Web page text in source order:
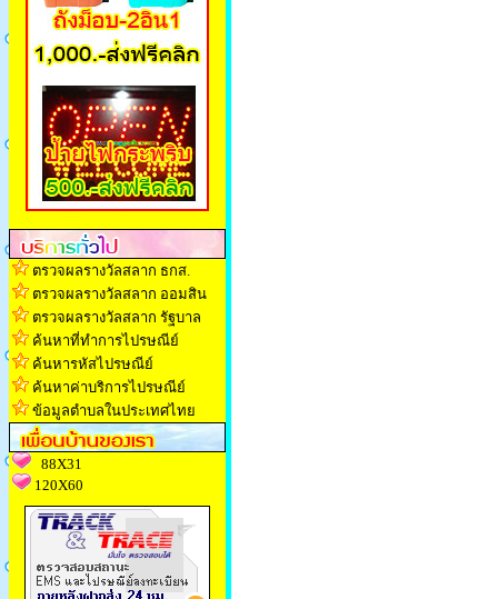
ตรวจผลรางวัลสลาก ธกส.
ตรวจผลรางวัลสลาก ออมสิน
ตรวจผลรางวัลสลาก รัฐบาล
ค้นหาที่ทำการไปรษณีย์
ค้นหารหัสไปรษณีย์
ค้นหาค่าบริการไปรษณีย์
ข้อมูลตำบลในประเทศไทย
88X31
120X60